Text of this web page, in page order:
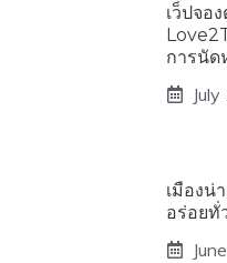
เว็ปจอ
การนัด
เมืองน่
อร่อย